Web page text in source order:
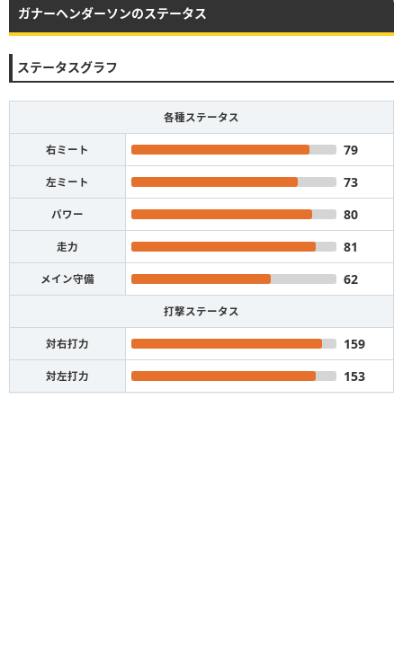
ガナーヘンダーソンのステータス
ステータスグラフ
各種ステータス
右ミート 79
左ミート 73
パワー 80
走力 81
メイン守備 62
打撃ステータス
対右打力 159
対左打力 153